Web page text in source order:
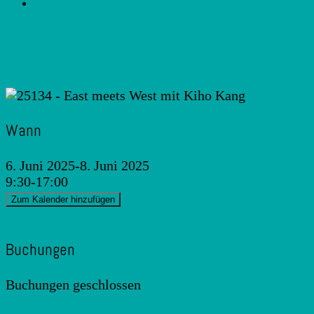
Wann
6. Juni 2025-8. Juni 2025
9:30-17:00
Zum Kalender hinzufügen
Buchungen
Buchungen geschlossen